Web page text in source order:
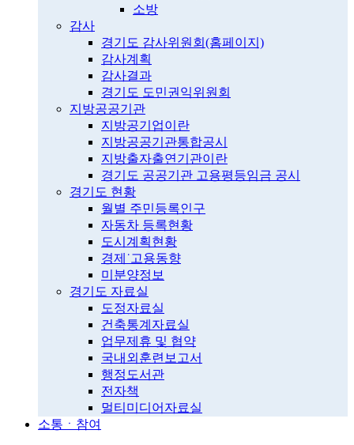
소방
감사
경기도 감사위원회(홈페이지)
감사계획
감사결과
경기도 도민권익위원회
지방공공기관
지방공기업이란
지방공공기관통합공시
지방출자출연기관이란
경기도 공공기관 고용평등임금 공시
경기도 현황
월별 주민등록인구
자동차 등록현황
도시계획현황
경제˙고용동향
미분양정보
경기도 자료실
도정자료실
건축통계자료실
업무제휴 및 협약
국내외훈련보고서
행정도서관
전자책
멀티미디어자료실
소통ㆍ참여